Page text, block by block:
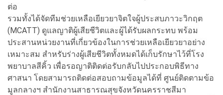
ต่อ
รวมทั้งได้จัดทีมช่วยเหลือเยียวยาจิตใจผู้ประสบภาวะวิกฤต
(MCATT) ดูแลญาติผู้เสียชีวิตและผู้ได้รับผลกระทบ พร้อม
ประสานหน่วยงานที่เกี่ยวข้องในการช่วยเหลือเยียวยาอย่าง
เหมาะสม สำหรับร่างผู้เสียชีวิตทั้งหมดได้เก็บรักษาไว้ที่โรง
พยาบาลสีคิ้ว เพื่อรอญาติติดต่อรับกลับไปประกอบพิธีทาง
ศาสนา โดยสามารถติดต่อสอบถามข้อมูลได้ที่ ศูนย์ติดตามข้อ
มูลกลางฯ สำนักงานสาธารณสุขจังหวัดนครราชสีมา